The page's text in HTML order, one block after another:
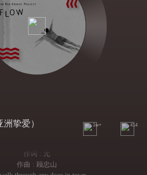
挚爱） 1w+ 414
作词 : 无
作曲 : 顾忠山